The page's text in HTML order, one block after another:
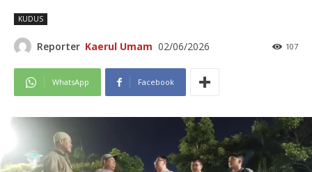
KUDUS
Reporter Kaerul Umam 02/06/2026 107
WhatsApp Facebook